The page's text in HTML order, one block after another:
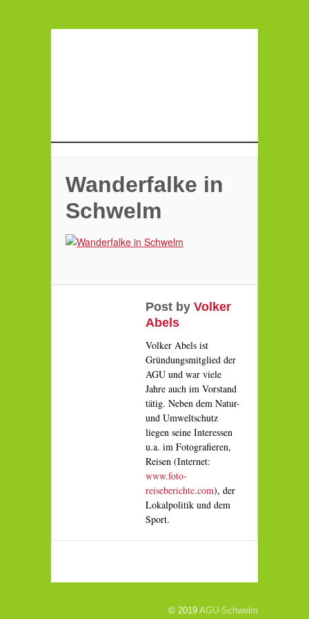
Wanderfalke in
Schwelm
Post by Volker
Abels
Volker Abels ist
Gründungsmitglied der
AGU und war viele
Jahre auch im Vorstand
tätig. Neben dem Natur-
und Umweltschutz
liegen seine Interessen
u.a. im Fotografieren,
Reisen (Internet:
www.foto-
reiseberichte.com), der
Lokalpolitik und dem
Sport.
© 2019 AGU-Schwelm